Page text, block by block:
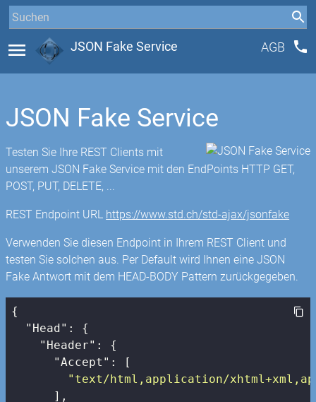
menu JSON Fake Service AGB phone
JSON Fake Service
Testen Sie Ihre REST Clients mit
unserem JSON Fake Service mit den EndPoints HTTP GET,
POST, PUT, DELETE, ...
REST Endpoint URL https://www.std.ch/std-ajax/jsonfake
Verwenden Sie diesen Endpoint in Ihrem REST Client und
testen Sie solchen aus. Per Default wird Ihnen eine JSON
Fake Antwort mit dem HEAD-BODY Pattern zurückgegeben.
{
"Head" : {
"Header" : {
"Accept" : [
"text/html,application/
      ],